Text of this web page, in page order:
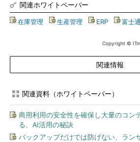
関連ホワイトペーパー
在庫管理 生産管理 ERP 富士通
Copyright ©
関連情報
関連資料（ホワイトペーパー）
商用利用の安全性を確保し大量のコン
る、AI活用の秘訣
バックアップだけでは防げない、ラン